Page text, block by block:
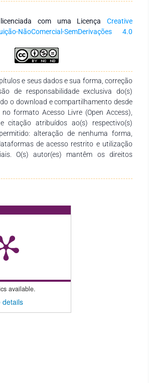
associados, além da necessidade de
externas para robustecer suas
Desse modo, sugeriu-se a
estratégias direcionadas à diversificação
constante dos produtores
plano de desenvolvimento sustentável
com uma Licença Creative
NãoComercial-SemDerivações 4.0
e seus dados e sua forma, correção
de responsabilidade exclusiva do(s)
o download e compartilhamento desde
formato Acesso Livre (Open Access),
citação atribuídos ao(s) respectivo(s)
alteração de nenhuma forma,
de acesso restrito e utilização
O(s) autor(es) mantêm os direitos
available.
details